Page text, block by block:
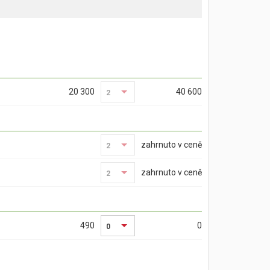
20 300 2
2 40 600
2
2 zahrnuto v ceně
2
2 zahrnuto v ceně
490 0 0